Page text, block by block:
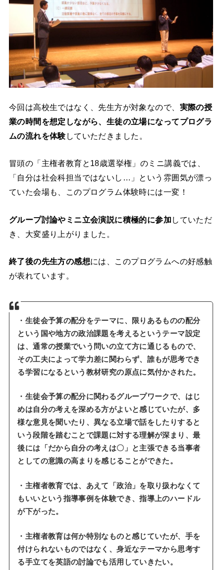
今回は高校生ではなく、先生方が対象なので、 実際の授
業の時間を想定しながら、生徒の立場になってプログラ
ムの流れを体験していただきました。
冒頭の「主権者教育と18歳選挙権」のミニ講義では、
「自分は社会科担当ではないし…」という雰囲気が漂っ
ていた会場も、このプログラム体験時には一変！
グループ討論やミニ立会演説に積極的に参加 していただ
き、大変盛り上がりました。
終了後の先生方の感想には、このプログラムへの好感触
が表れています。
・生徒会予算の配分をテーマに、限りあるものの配分
という国や地方の政治課題を考えるというテーマ設定
は、通常の授業でいう問いの立て方に通じるもので、
その工夫によって学力差に関わらず、誰もが思考でき
る学習になるという教材研究の原点に気付かされた。
・生徒会予算の配分に関わるグループワークで、はじ
めは自分の考えを深める方がよいと感じていたが、多
様な意見を聞いたり、異なる立場で話をしたりすると
いう段階を踏むことで課題に対する理解が深まり、最
後には「だから自分の考えは〇」と主張できる当事者
としての意識の高まりを感じることができた。
・主権者教育では、あえて「政治」を取り扱わなくて
もいいという指導事例を体験でき、指導上のハードル
が下がった。
・主権者教育は何か特別なものと感じていたが、手を
付けられないものではなく、身近なテーマから思考す
る手立てを英語の討論でも活用していきたい。